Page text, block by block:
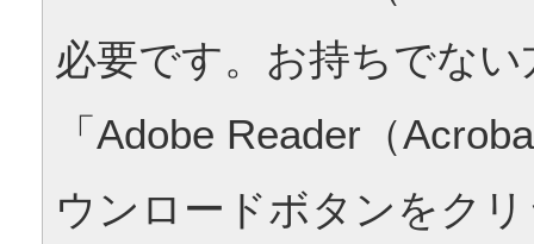
必要です。お持ちでな
「Adobe Reader（
ウンロードボタンをク